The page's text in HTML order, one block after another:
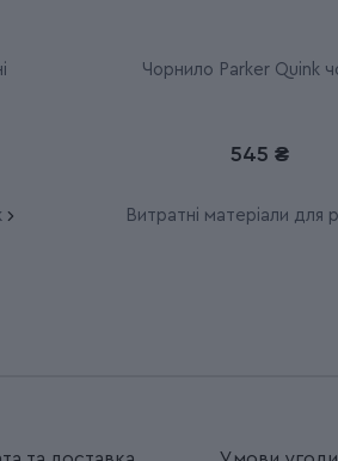
Чорнило Parker Quink
545 ₴
Витратні матеріали для